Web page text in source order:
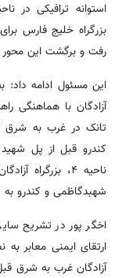
بزرگراه خلیج فارس
رفت و برگشت این
این مسئول ادامه داد:
تانک در غرب به شرق
کندرو قبل از پل
ناحیه ۴،
شهبدگاظمی و کندرو به
اخگر پور در تشریح